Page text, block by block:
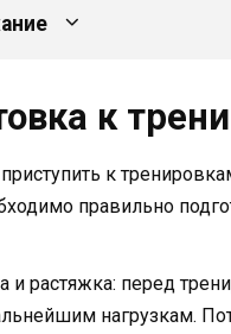
к
к
правильно
и растяжка: перед
нагрузкам.